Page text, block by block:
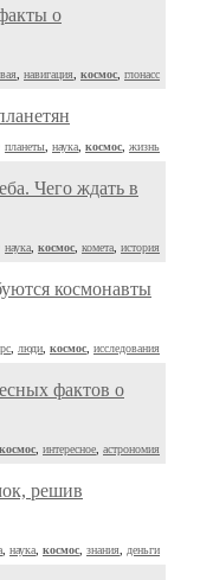
о
навигация космос глонасс
планеты наука космос жизнь
Чего ждать в
наука космос комета история
космонавты
люди космос исследования
фактов о
космос интересное астрономия
решив
наука космос знания деньги